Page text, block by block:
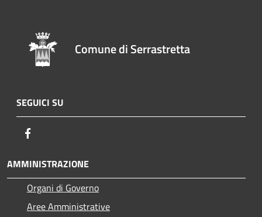
Comune di Serrastretta
SEGUICI SU
AMMINISTRAZIONE
Organi di Governo
Aree Amministrative